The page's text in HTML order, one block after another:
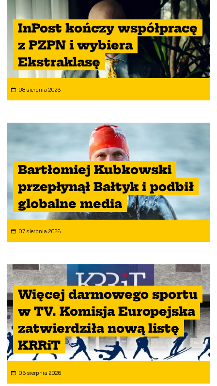
InPost kończy współpracę
z PZPN i wybiera
Ekstraklasę
08 sierpnia 2026
Bartłomiej Kubkowski
przepłynął Bałtyk i podbił
globalne media
07 sierpnia 2026
Więcej darmowego sportu
w TV. Komisja Europejska
zatwierdziła nową listę
KRRiT
06 sierpnia 2026